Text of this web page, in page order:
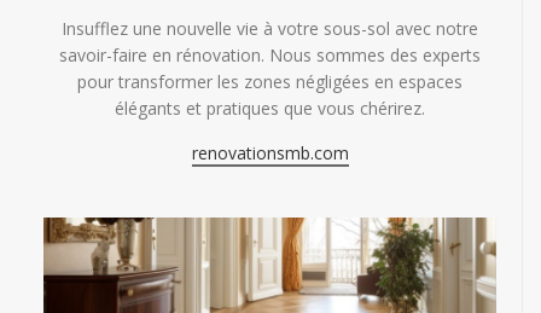
Insufflez une nouvelle vie à votre sous-sol avec notre
savoir-faire en rénovation. Nous sommes des experts
pour transformer les zones négligées en espaces
élégants et pratiques que vous chérirez.
renovationsmb.com